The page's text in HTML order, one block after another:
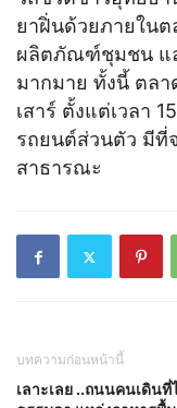
ยาฝิ่นด้วยภายใน
ผลิตภัณฑ์ชุมชน แล
มากมาย ทั้งนี้ ตลา
เสาร์ ตั้งแต่เวลา
รถยนต์ส่วนตัว มีที่
สาธารณะ
บทความก่อนหน้านี้
เลาะเลย ..ถนนคนเดินที่